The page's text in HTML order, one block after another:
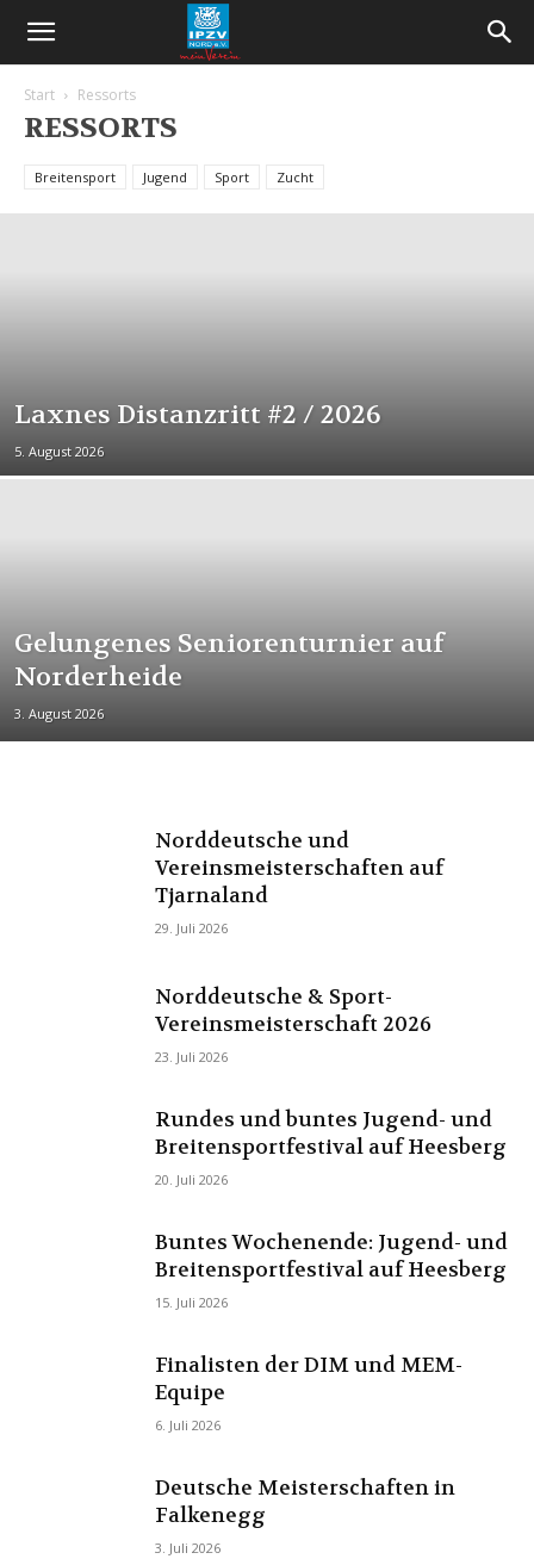
Start Ressorts
RESSORTS
Breitensport Jugend Sport Zucht
Laxnes Distanzritt #2 / 2026
5. August 2026
Gelungenes Seniorenturnier auf
Norderheide
3. August 2026
Norddeutsche und
Vereinsmeisterschaften auf
Tjarnaland
29. Juli 2026
Norddeutsche & Sport-
Vereinsmeisterschaft 2026
23. Juli 2026
Rundes und buntes Jugend- und
Breitensportfestival auf Heesberg
20. Juli 2026
Buntes Wochenende: Jugend- und
Breitensportfestival auf Heesberg
15. Juli 2026
Finalisten der DIM und MEM-
Equipe
6. Juli 2026
Deutsche Meisterschaften in
Falkenegg
3. Juli 2026